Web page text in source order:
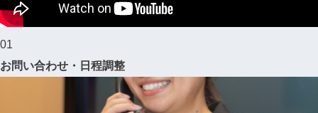
01
お問い合わせ・日程調整